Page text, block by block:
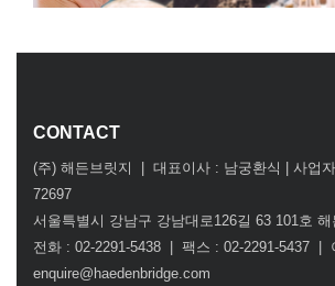
CONTACT
(주) 해든브릿지 | 대표이사 : 남궁환식 | 사업
72697
서울특별시 강남구 강남대로126길 63 101호 해
전화 : 02-2291-5438 | 팩스 : 02-2291-5437 |
enquire@haedenbridge.com